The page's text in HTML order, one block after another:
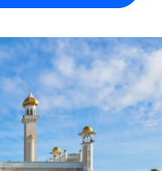
von
wachsende
und